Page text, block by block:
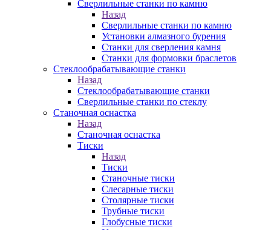
Сверлильные станки по камню
Назад
Сверлильные станки по камню
Установки алмазного бурения
Станки для сверления камня
Станки для формовки браслетов
Стеклообрабатывающие станки
Назад
Стеклообрабатывающие станки
Сверлильные станки по стеклу
Станочная оснастка
Назад
Станочная оснастка
Тиски
Назад
Тиски
Станочные тиски
Слесарные тиски
Столярные тиски
Трубные тиски
Глобусные тиски